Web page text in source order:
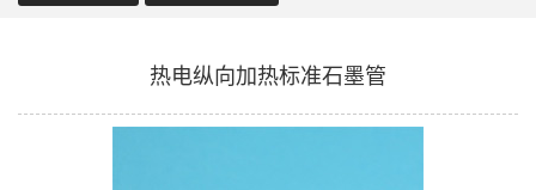
热电纵向加热标准石墨管